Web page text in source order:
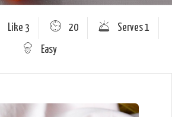
Like 3 20 Serves 1
Easy